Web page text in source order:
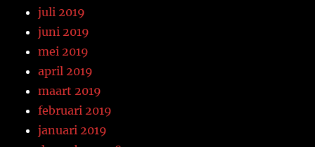
juli 2019
juni 2019
mei 2019
april 2019
maart 2019
februari 2019
januari 2019